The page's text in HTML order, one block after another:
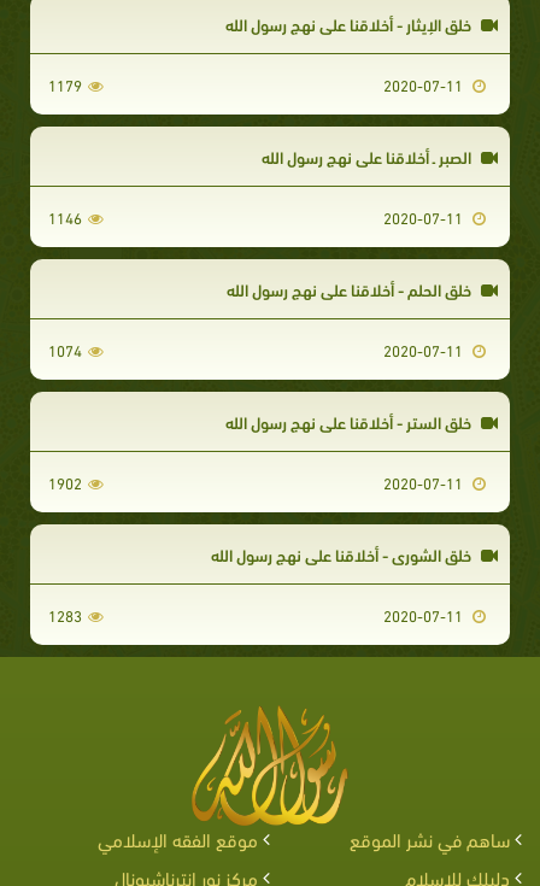
خلق الإيثار - أخلاقنا على نهج رسول الله
1179
الصبر ـ أخلاقنا علي نهج رسول الله
1146
خلق الحلم - أخلاقنا على نهج رسول الله
1074
خلق الستر - أخلاقنا علي نهج رسول الله
1902
خلق الشورى - أخلاقنا على نهج رسول الله
1283
ساهم في نشر الموقع
موقع الفقه الإسلامي
دليلك للإسلام
مركز نور إنترناشيونال